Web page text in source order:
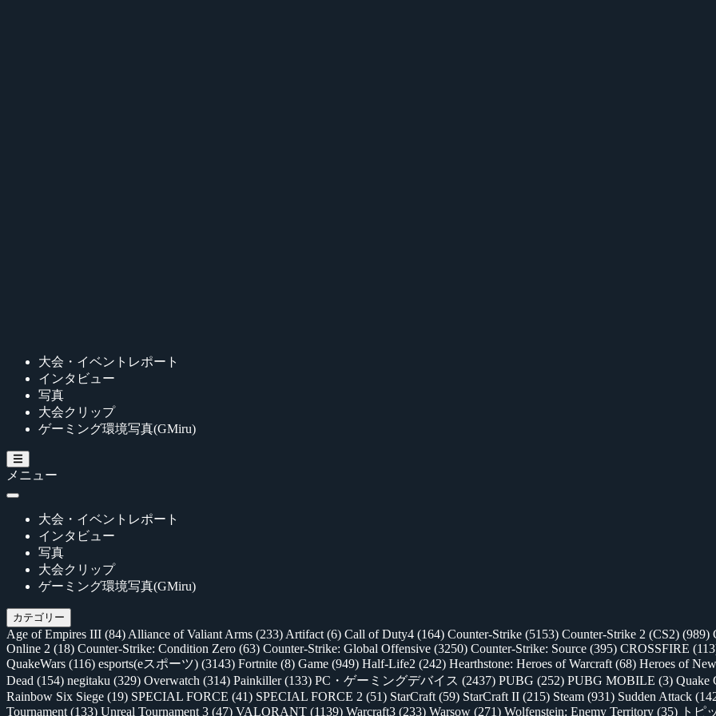
大会・イベントレポート
インタビュー
写真
大会クリップ
ゲーミング環境写真(GMiru)
メニュー
大会・イベントレポート
インタビュー
写真
大会クリップ
ゲーミング環境写真(GMiru)
カテゴリー
Age of Empires III (84) Alliance of Valiant Arms (233) Artifact (6) Call of Duty4 (164) Counter-Strike (5153) Counter-Strike 2 (CS2) (989)
Online 2 (18) Counter-Strike: Condition Zero (63) Counter-Strike: Global Offensive (3250) Counter-Strike: Source (395) CROSSFIRE
QuakeWars (116) esports(eスポーツ) (3143) Fortnite (8) Game (949) Half-Life2 (242) Hearthstone: Heroes of Warcraft (68) Heroes of
Dead (154) negitaku (329) Overwatch (314) Painkiller(133) PC・ゲーミングデバイス (2437) PUBG (252) PUBG MOBILE (3) Quake
Rainbow Six Siege (19) SPECIAL FORCE (41) SPECIAL FORCE 2 (51) StarCraft (59) StarCraft II (215) Steam (931) Sudden Attack
Tournament (133) Unreal Tournament 3 (47) VALORANT (1139) Warcraft3 (233) Warsow (271) Wolfenstein: Enemy Territory (35) トピ